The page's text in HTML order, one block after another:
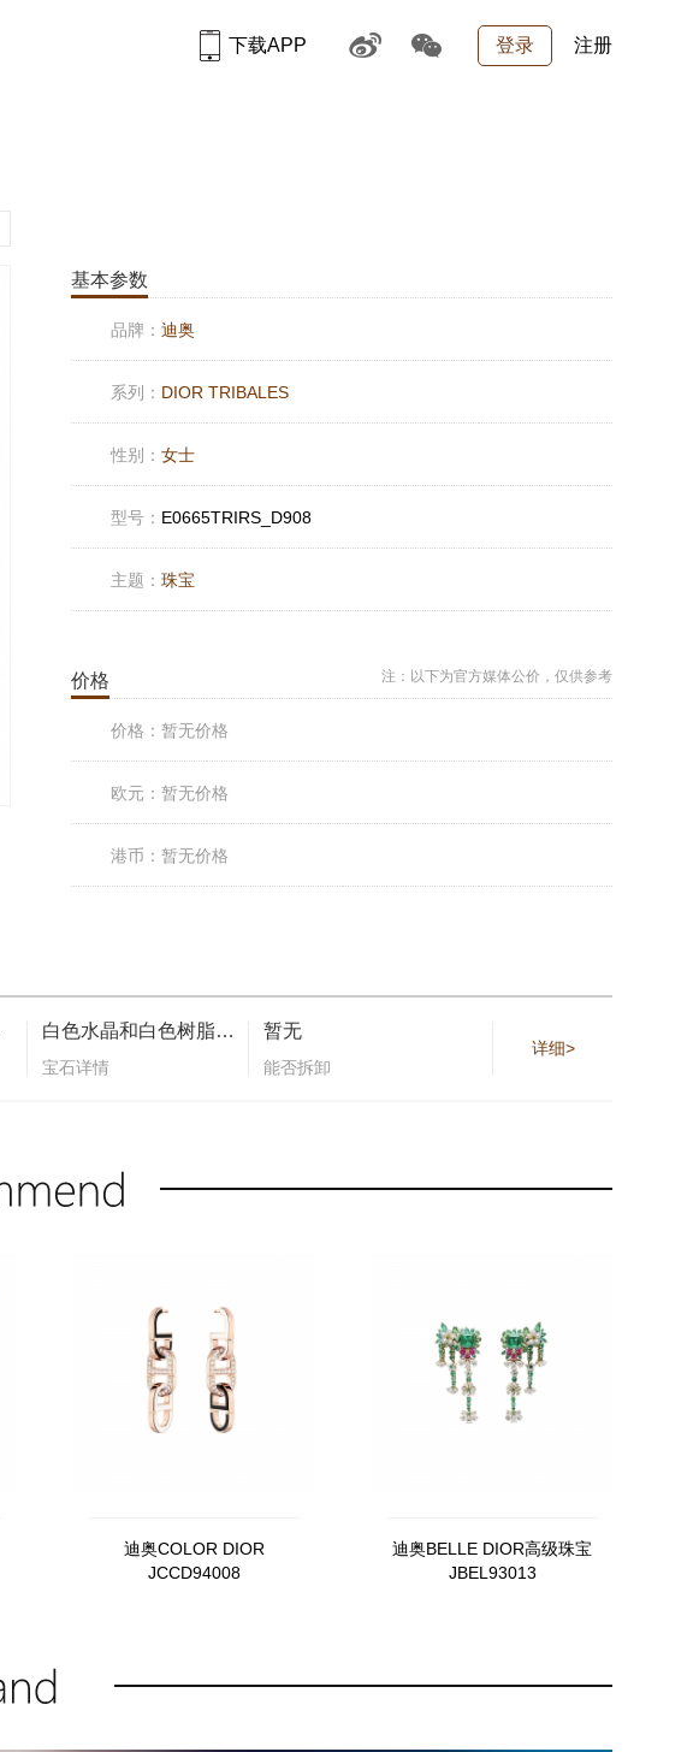
登录 注册
下载APP
基本参数
品牌： 迪奥
系列： DIOR TRIBALES
性别： 女士
型号： E0665TRIRS_D908
主题： 珠宝
价格 注：以下为官方媒体公价，仅供参考
价格： 暂无价格
欧元： 暂无价格
港币： 暂无价格
白色水晶和白色树脂圆珠耳环，点缀多款配饰
宝石详情
暂无
能否拆卸
详细>
迪奥COLOR DIOR
JCCD94008
迪奥BELLE DIOR高级珠宝
JBEL93013